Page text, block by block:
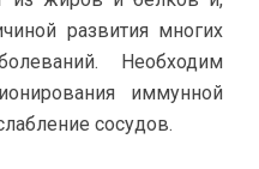
развития многих
Необходим
иммунной
сосудов.